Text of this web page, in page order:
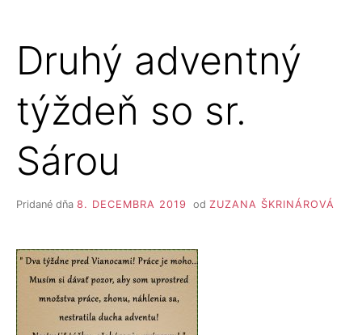
Druhý adventný
týždeň so sr.
Sárou
Pridané dňa 8. DECEMBRA 2019 od ZUZANA ŠKRINÁROVÁ